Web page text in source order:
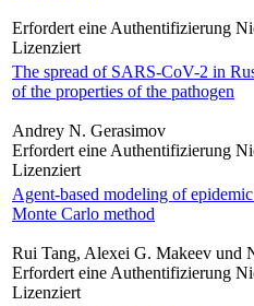
Erfordert eine Authentifizierung
Lizenziert
The spread of SARS-CoV-2 in
of the properties of the pathogen
Andrey N. Gerasimov
Erfordert eine Authentifizierung
Lizenziert
Agent-based modeling of
Monte Carlo method
Rui Tang, Alexei G. Makeev und
Erfordert eine Authentifizierung
Lizenziert